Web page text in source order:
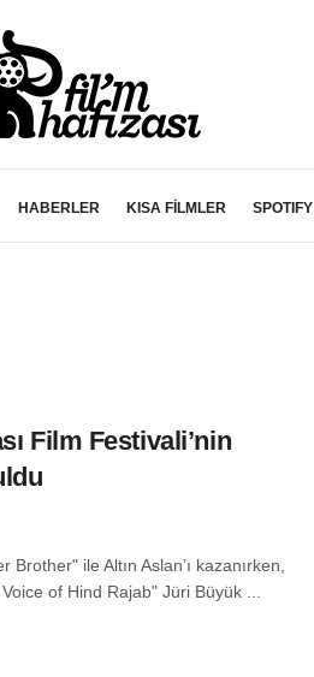
HABERLER KISA FİLMLER SPOTIFY
Film Festivali’nin
ile Altın Aslan’ı kazanırken,
of Hind Rajab" Jüri Büyük ...